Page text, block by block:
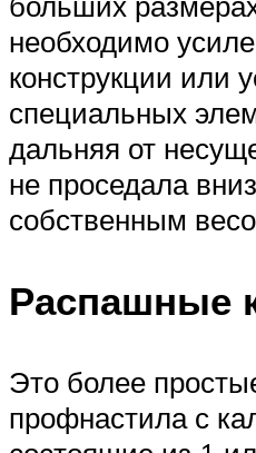
необходимо
конструкции или
специальных
дальняя от
не проседала
собственным
Распашные
Это более
профнастила с